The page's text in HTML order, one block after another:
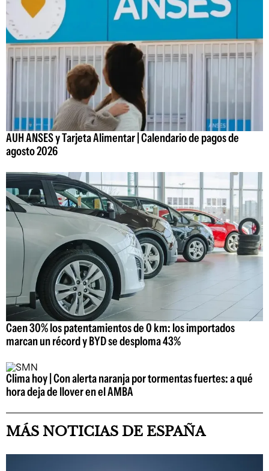
AUH ANSES y Tarjeta Alimentar | Calendario de pagos de
agosto 2026
Caen 30% los patentamientos de 0 km: los importados
marcan un récord y BYD se desploma 43%
Clima hoy | Con alerta naranja por tormentas fuertes: a qué
hora deja de llover en el AMBA
MÁS NOTICIAS DE ESPAÑA